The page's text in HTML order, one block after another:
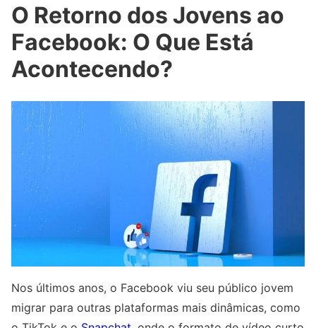
O Retorno dos Jovens ao
Facebook: O Que Está
Acontecendo?
Nos últimos anos, o Facebook viu seu público jovem
migrar para outras plataformas mais dinâmicas, como